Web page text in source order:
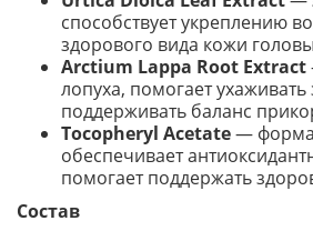
способствует укреплению
здорового вида кожи
Arctium Lappa Root Extract
лопуха, помогает
поддерживать баланс
Tocopheryl Acetate— форма
обеспечивает
помогает поддержать
Состав